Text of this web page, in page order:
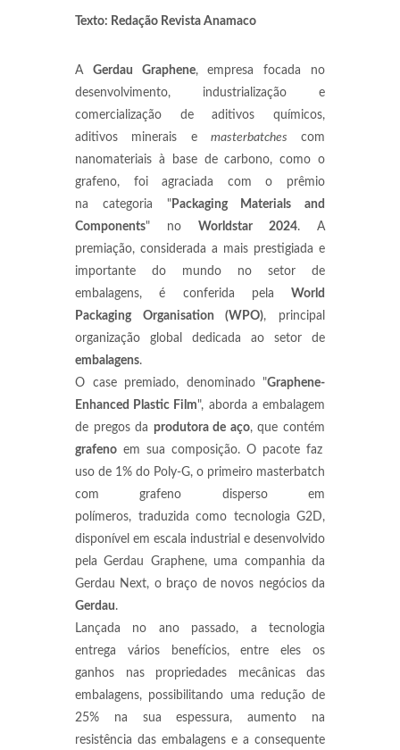
Texto: Redação Revista Anamaco
A Gerdau Graphene, empresa focada no
desenvolvimento, industrialização e
comercialização de aditivos químicos,
aditivos minerais e masterbatches com
nanomateriais à base de carbono, como o
grafeno, foi agraciada com o prêmio
na categoria "Packaging Materials and
Components" no Worldstar 2024. A
premiação, considerada a mais prestigiada e
importante do mundo no setor de
embalagens, é conferida pela World
Packaging Organisation (WPO), principal
organização global dedicada ao setor de
embalagens.
O case premiado, denominado "Graphene-
Enhanced Plastic Film", aborda a embalagem
de pregos da produtora de aço, que contém
grafeno em sua composição. O pacote faz
uso de 1% do Poly-G, o primeiro masterbatch
com grafeno disperso em
polímeros, traduzida como tecnologia G2D,
disponível em escala industrial e desenvolvido
pela Gerdau Graphene, uma companhia da
Gerdau Next, o braço de novos negócios da
Gerdau.
Lançada no ano passado, a tecnologia
entrega vários benefícios, entre eles os
ganhos nas propriedades mecânicas das
embalagens, possibilitando uma redução de
25% na sua espessura, aumento na
resistência das embalagens e a consequente